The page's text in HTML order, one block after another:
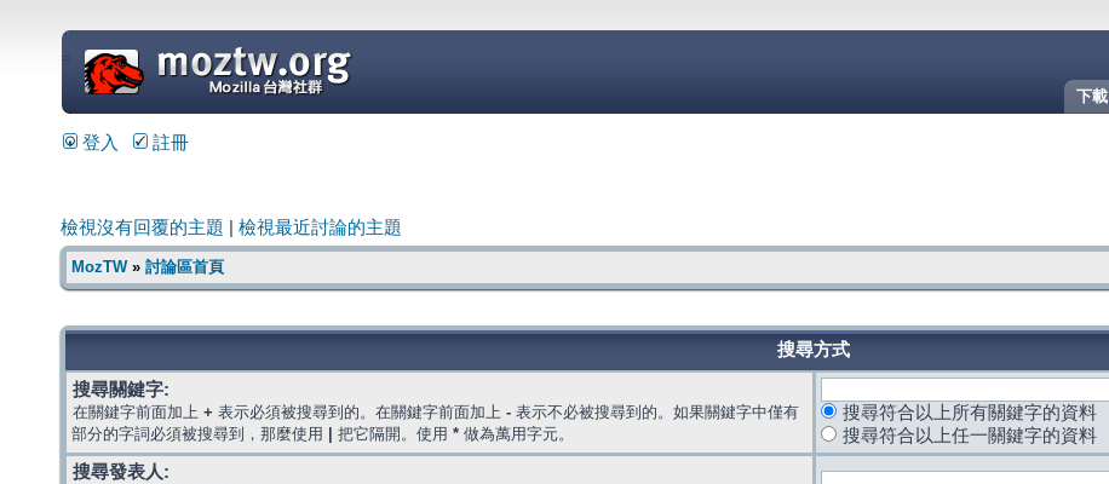
下載
=
登入 註冊
檢視沒有回覆的主題 檢視最近討論的主題
MozTW» 討論區首頁
搜尋方式
搜尋關鍵字:
在關鍵字前面加上 + 表示必須被搜尋到的。在關鍵字前面加上 - 表示不必被搜尋到的。如果關鍵字中僅有
部分的字詞必須被搜尋到，那麼使用
把它隔開。使用 * 做為萬用字元。
搜尋符合以上所有關鍵字的資料
搜尋符合以上任一關鍵字的資料
搜尋發表人: